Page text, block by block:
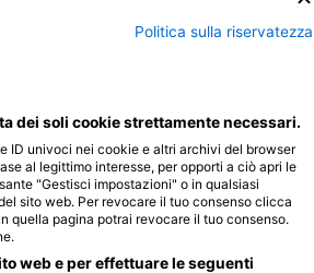
S O N D J F M A M J J A S
Mostra altri animali
Politica sulla riservatezza
dei soli cookie strettamente necessari.
ID univoci nei cookie e altri archivi del browser
al legittimo interesse, per opporti a ciò apri le
"Gestisci impostazioni" o in qualsiasi
sito web. Per revocare il tuo consenso clicca
quella pagina potrai revocare il tuo consenso.
web e per effettuare le seguenti